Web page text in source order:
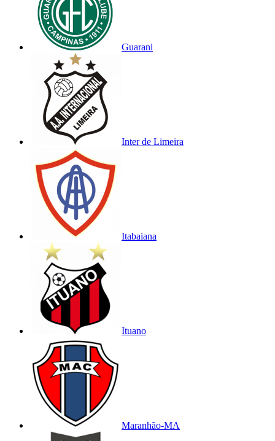
Guarani
Inter de Limeira
Itabaiana
Ituano
Maranhão-MA